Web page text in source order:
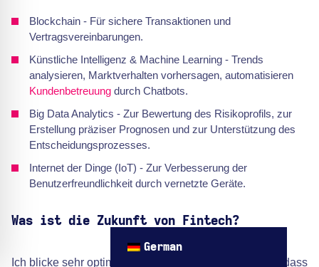
Blockchain - Für sichere Transaktionen und
Vertragsvereinbarungen.
Künstliche Intelligenz & Machine Learning - Trends
analysieren, Marktverhalten vorhersagen, automatisieren
Kundenbetreuung durch Chatbots.
Big Data Analytics - Zur Bewertung des Risikoprofils, zur
Erstellung präziser Prognosen und zur Unterstützung des
Entscheidungsprozesses.
Internet der Dinge (IoT) - Zur Verbesserung der
Benutzerfreundlichkeit durch vernetzte Geräte.
Was ist die Zukunft von Fintech?
Ich blicke sehr optimistisch in die Zukunft und glaube, dass
German